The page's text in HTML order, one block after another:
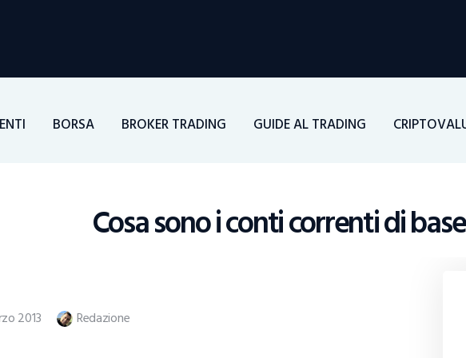
BORSA BROKER TRADING GUIDE AL TRADING
Cosa sono i conti correnti di base
Investimenti
Borsa
Guide Al Trading
2013 Redazione